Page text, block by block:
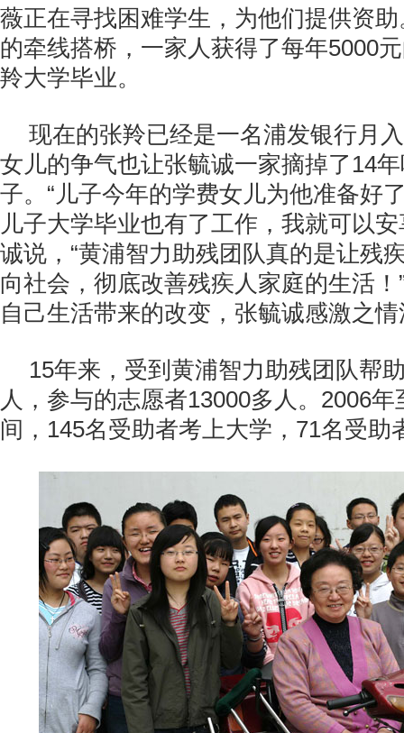
薇正在寻找困难学生，为他们提供资
的牵线搭桥，一家人获得了每年5000
羚大学毕业。
现在的张羚已经是一名浦发银行月
女儿的争气也让张毓诚一家摘掉了14
子。“儿子今年的学费女儿为他准备好
儿子大学毕业也有了工作，我就可以
诚说，“黄浦智力助残团队真的是让残
向社会，彻底改善残疾人家庭的生活！
自己生活带来的改变，张毓诚感激之
15年来，受到黄浦智力助残团队帮
人，参与的志愿者13000多人。2006
间，145名受助者考上大学，71名受助